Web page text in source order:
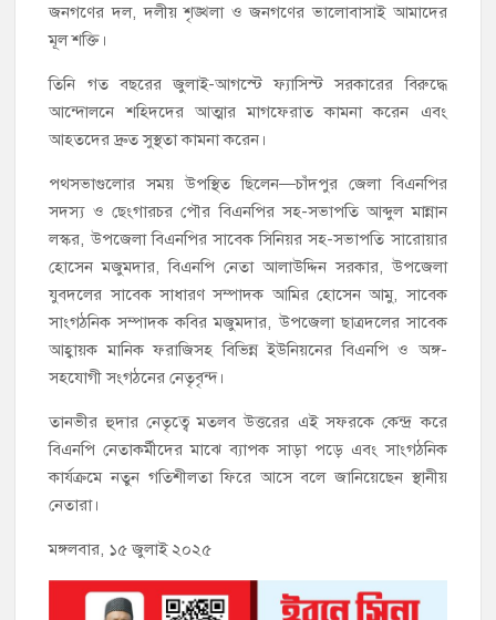
জনগণের দল, দলীয় শৃঙ্খলা ও জনগণের ভালোবাসাই আমাদের
মূল শক্তি।
তিনি গত বছরের জুলাই-আগস্টে ফ্যাসিস্ট সরকারের বিরুদ্ধে
আন্দোলনে শহিদদের আত্মার মাগফেরাত কামনা করেন এবং
আহতদের দ্রুত সুস্থতা কামনা করেন।
পথসভাগুলোর সময় উপস্থিত ছিলেন—চাঁদপুর জেলা বিএনপির
সদস্য ও ছেংগারচর পৌর বিএনপির সহ-সভাপতি আব্দুল মান্নান
লস্কর, উপজেলা বিএনপির সাবেক সিনিয়র সহ-সভাপতি সারোয়ার
হোসেন মজুমদার, বিএনপি নেতা আলাউদ্দিন সরকার, উপজেলা
যুবদলের সাবেক সাধারণ সম্পাদক আমির হোসেন আমু, সাবেক
সাংগঠনিক সম্পাদক কবির মজুমদার, উপজেলা ছাত্রদলের সাবেক
আহ্বায়ক মানিক ফরাজিসহ বিভিন্ন ইউনিয়নের বিএনপি ও অঙ্গ-
সহযোগী সংগঠনের নেতৃবৃন্দ।
তানভীর হুদার নেতৃত্বে মতলব উত্তরের এই সফরকে কেন্দ্র করে
বিএনপি নেতাকর্মীদের মাঝে ব্যাপক সাড়া পড়ে এবং সাংগঠনিক
কার্যক্রমে নতুন গতিশীলতা ফিরে আসে বলে জানিয়েছেন স্থানীয়
নেতারা।
মঙ্গলবার, ১৫ জুলাই ২০২৫